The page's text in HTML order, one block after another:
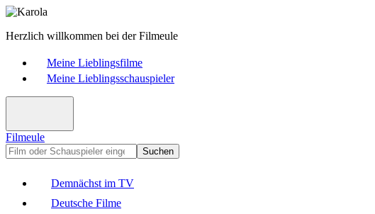
Herzlich willkommen bei der Filmeule
Meine Lieblingsfilme
Meine Lieblingsschauspieler
Filmeule
Suchen
Demnächst im TV
Deutsche Filme